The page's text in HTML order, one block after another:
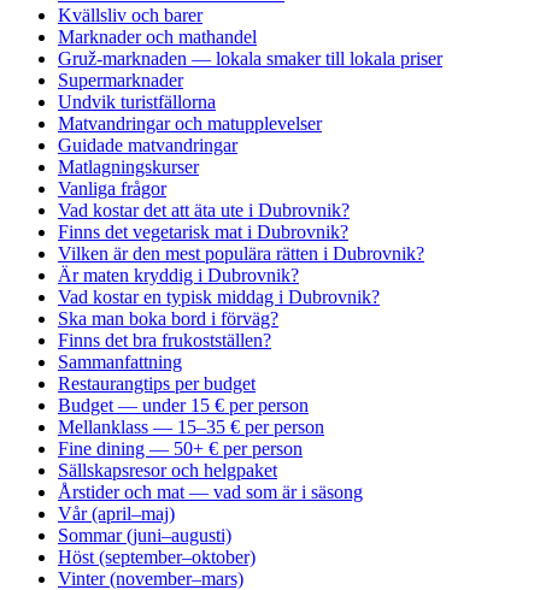
Kvällsliv och barer
Marknader och mathandel
Gruž-marknaden — lokala smaker till lokala priser
Supermarknader
Undvik turistfällorna
Matvandringar och matupplevelser
Guidade matvandringar
Matlagningskurser
Vanliga frågor
Vad kostar det att äta ute i Dubrovnik?
Finns det vegetarisk mat i Dubrovnik?
Vilken är den mest populära rätten i Dubrovnik?
Är maten kryddig i Dubrovnik?
Vad kostar en typisk middag i Dubrovnik?
Ska man boka bord i förväg?
Finns det bra frukostställen?
Sammanfattning
Restaurangtips per budget
Budget — under 15 € per person
Mellanklass — 15–35 € per person
Fine dining — 50+ € per person
Sällskapsresor och helgpaket
Årstider och mat — vad som är i säsong
Vår (april–maj)
Sommar (juni–augusti)
Höst (september–oktober)
Vinter (november–mars)